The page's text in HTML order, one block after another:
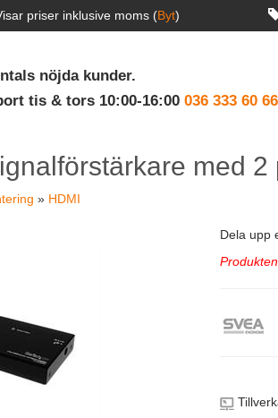
priser inklusive moms (Byt)
nöjda kunder.
tis & tors 10:00-16:00 036 333 60 66
med 2
» HDMI
Dela upp